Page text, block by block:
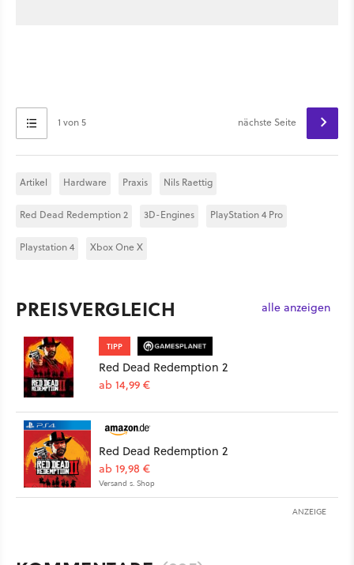
1 von 5 nächste Seite
Artikel Hardware Praxis Nils Raettig
Red Dead Redemption 2 3D-Engines PlayStation 4 Pro
Playstation 4 Xbox One X
PREISVERGLEICH alle anzeigen
TIPP
Red Dead Redemption 2
ab 14,99 €
Red Dead Redemption 2
ab 19,98 €
Versand s. Shop
ANZEIGE